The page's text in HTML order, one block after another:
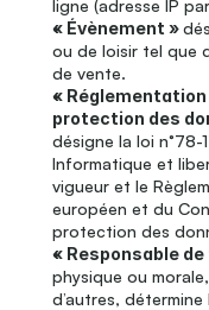
ligne (adresse IP
« Évènement »
ou de loisir tel que
de vente.
«
protection des
désigne la loi
Informatique et
vigueur et le
européen et du
protection des
« Responsable
physique ou
d’autres,